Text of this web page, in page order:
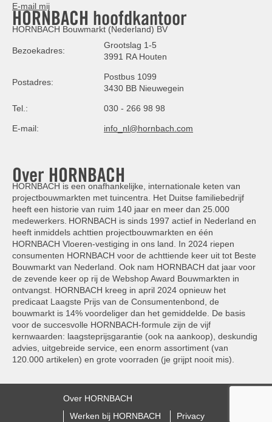
E-mail mij
HORNBACH hoofdkantoor
HORNBACH Bouwmarkt (Nederland) BV
Bezoekadres:
Grootslag 1-5
3991 RA Houten
Postadres:
Postbus 1099
3430 BB Nieuwegein
Tel.: 030 - 266 98 98
E-mail: info_nl@hornbach.com
Over HORNBACH
HORNBACH is een onafhankelijke, internationale keten van
projectbouwmarkten met tuincentra. Het Duitse familiebedrijf
heeft een historie van ruim 140 jaar en meer dan 25.000
medewerkers. HORNBACH is sinds 1997 actief in Nederland en
heeft inmiddels achttien projectbouwmarkten en één
HORNBACH Vloeren-vestiging in ons land. In 2024 riepen
consumenten HORNBACH voor de achttiende keer uit tot Beste
Bouwmarkt van Nederland. Ook nam HORNBACH dat jaar voor
de zevende keer op rij de Webshop Award Bouwmarkten in
ontvangst. HORNBACH kreeg in april 2024 opnieuw het
predicaat Laagste Prijs van de Consumentenbond, de
bouwmarkt is 14% voordeliger dan het gemiddelde. De basis
voor de succesvolle HORNBACH-formule zijn de vijf
kernwaarden: laagsteprijsgarantie (ook na aankoop), deskundig
advies, uitgebreide service, een enorm assortiment (van
120.000 artikelen) en grote voorraden (je grijpt nooit mis).
Over HORNBACH
Werken bij HORNBACH
Privacy